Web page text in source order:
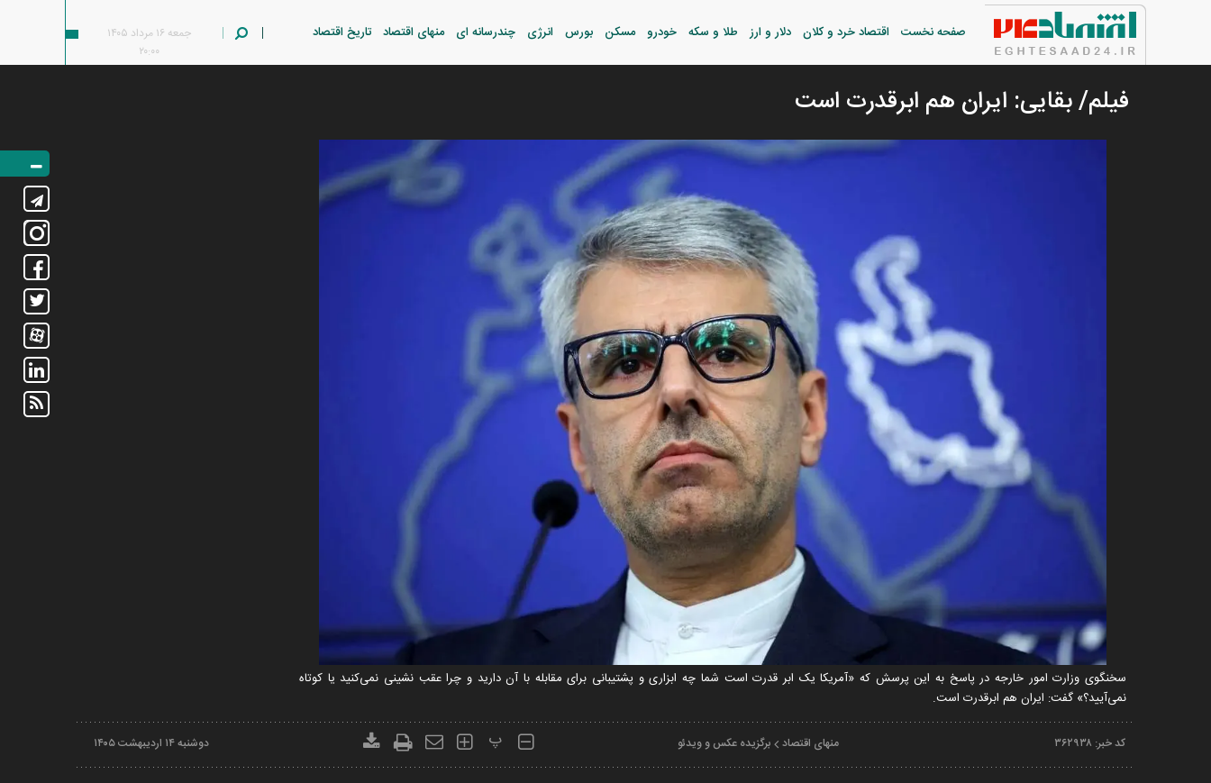
صفحه نخست اقتصاد خرد و کلان دلار و ارز طلا و سکه خودرو مسکن بورس انرژی چندرسانه ای منهای اقتصاد تاریخ اقتصاد
جمعه ۱۶ مرداد ۱۴۰۵
۲۰:۰۰
فیلم/ بقایی: ایران هم ابرقدرت است
سخنگوی وزارت امور خارجه در پاسخ به این پرسش که «آمریکا یک ابر قدرت است شما چه ابزاری و پشتیبانی برای مقابله با آن دارید و چرا عقب نشینی نمی‌کنید یا کوتاه
نمی‌آیید؟» گفت: ایران هم ابرقدرت است.
کد خبر: ۳۶۲۹۳۸ منهای اقتصاد برگزیده عکس و ویدئو پ دوشنبه ۱۴ ارديبهشت ۱۴۰۵